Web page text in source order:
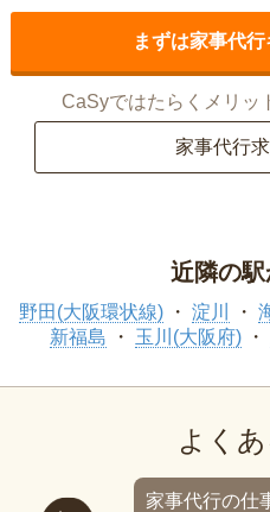
まずは家事代
CaSyではたらくメリッ
家事代行
近隣の
野田(大阪環状線) 淀川
新福島
玉川(大阪府)
よく
家事代行の仕